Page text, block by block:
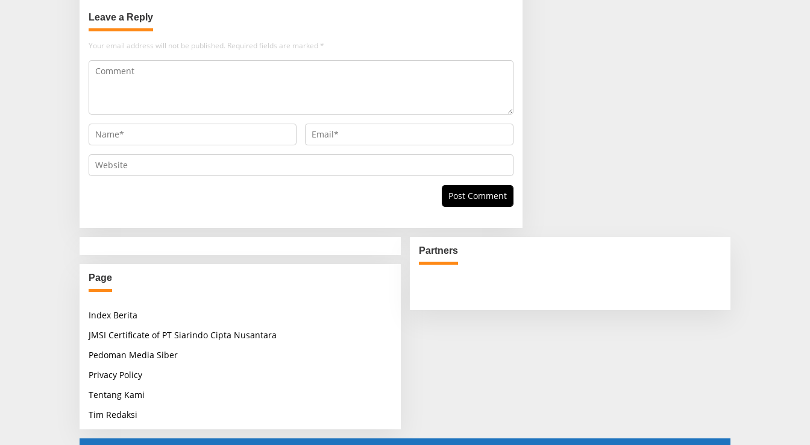
Leave a Reply
Your email address will not be published. Required fields are marked *
Page
Index Berita
JMSI Certificate of PT Siarindo Cipta Nusantara
Pedoman Media Siber
Privacy Policy
Tentang Kami
Tim Redaksi
Partners